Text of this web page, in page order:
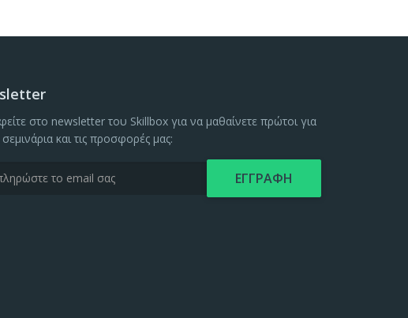
στο newsletter του Skillbox για να μαθαίνετε πρώτοι για
και τις προσφορές μας: